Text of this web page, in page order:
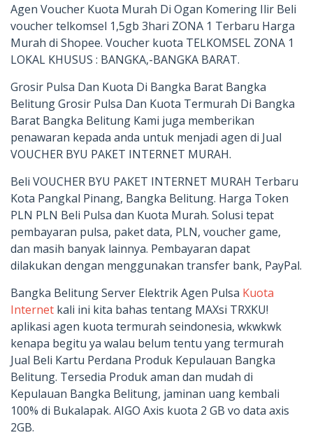
Agen Voucher Kuota Murah Di Ogan Komering Ilir Beli
voucher telkomsel 1,5gb 3hari ZONA 1 Terbaru Harga
Murah di Shopee. Voucher kuota TELKOMSEL ZONA 1
LOKAL KHUSUS : BANGKA,-BANGKA BARAT.
Grosir Pulsa Dan Kuota Di Bangka Barat Bangka
Belitung Grosir Pulsa Dan Kuota Termurah Di Bangka
Barat Bangka Belitung Kami juga memberikan
penawaran kepada anda untuk menjadi agen di Jual
VOUCHER BYU PAKET INTERNET MURAH.
Beli VOUCHER BYU PAKET INTERNET MURAH Terbaru
Kota Pangkal Pinang, Bangka Belitung. Harga Token
PLN PLN Beli Pulsa dan Kuota Murah. Solusi tepat
pembayaran pulsa, paket data, PLN, voucher game,
dan masih banyak lainnya. Pembayaran dapat
dilakukan dengan menggunakan transfer bank, PayPal.
Bangka Belitung Server Elektrik Agen Pulsa Kuota
Internet kali ini kita bahas tentang MAXsi TRXKU!
aplikasi agen kuota termurah seindonesia, wkwkwk
kenapa begitu ya walau belum tentu yang termurah
Jual Beli Kartu Perdana Produk Kepulauan Bangka
Belitung. Tersedia Produk aman dan mudah di
Kepulauan Bangka Belitung, jaminan uang kembali
100% di Bukalapak. AIGO Axis kuota 2 GB vo data axis
2GB.